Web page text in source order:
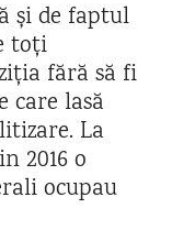
și de faptul
toți
fără să fi
care lasă
La
2016 o
ocupau